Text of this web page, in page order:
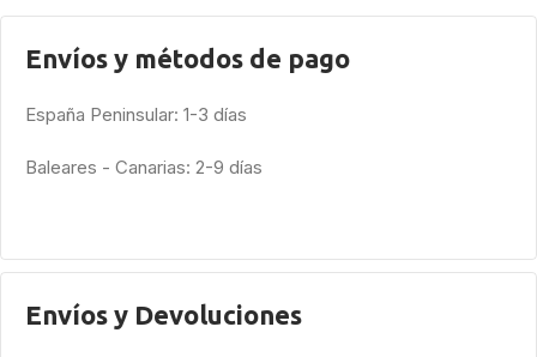
Envíos y métodos de pago
España Peninsular: 1-3 días
Baleares - Canarias: 2-9 días
Envíos y Devoluciones